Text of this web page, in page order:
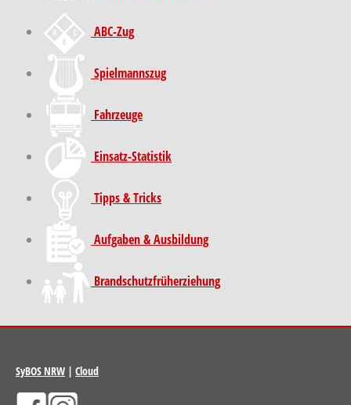
ABC-Zug
Spielmannszug
Fahrzeuge
Einsatz-Statistik
Tipps & Tricks
Aufgaben & Ausbildung
Brand­schutz­früh­erziehung
SyBOS NRW | Cloud